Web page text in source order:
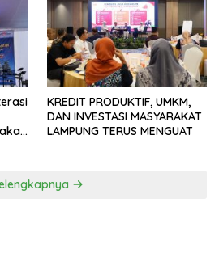
KREDIT PRODUKTIF, UMKM,
DAN INVESTASI MASYARAKAT
LAMPUNG TERUS MENGUAT